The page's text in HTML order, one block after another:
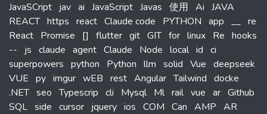
JavaSCript jav ai JavaScript Javas 使用 Ai JAVA
REACT https react Claude code PYTHON app __ re
React Promise [] flutter git GIT for linux Re hooks
--
js claude agent Claude Node local id ci
superpowers python Python llm solid Vue deepseek
VUE py imgur wEB rest Angular Tailwind docke
.NET seo Typescrip cli Mysql Ml rail vue ar Github
SQL side cursor jquery ios COM Can AMP AR